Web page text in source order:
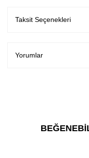
Taksit Seçenekleri
Yorumlar